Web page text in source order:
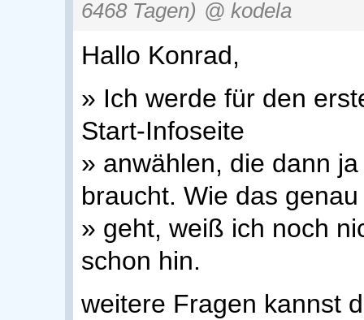
6468 Tagen) @ kodela
Hallo Konrad,
» Ich werde für den
Start-Infoseite
» anwählen, die dann
braucht. Wie das genau
» geht, weiß ich noch
schon hin.
weitere Fragen kannst